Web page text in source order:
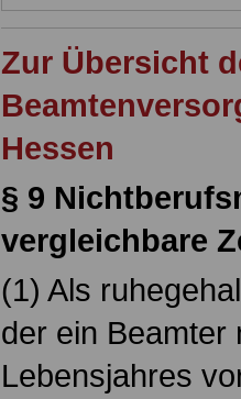
Zur Übersicht
Hessen
§ 9
vergleichbare
(1) Als
der ein Beamter
Lebensjahres